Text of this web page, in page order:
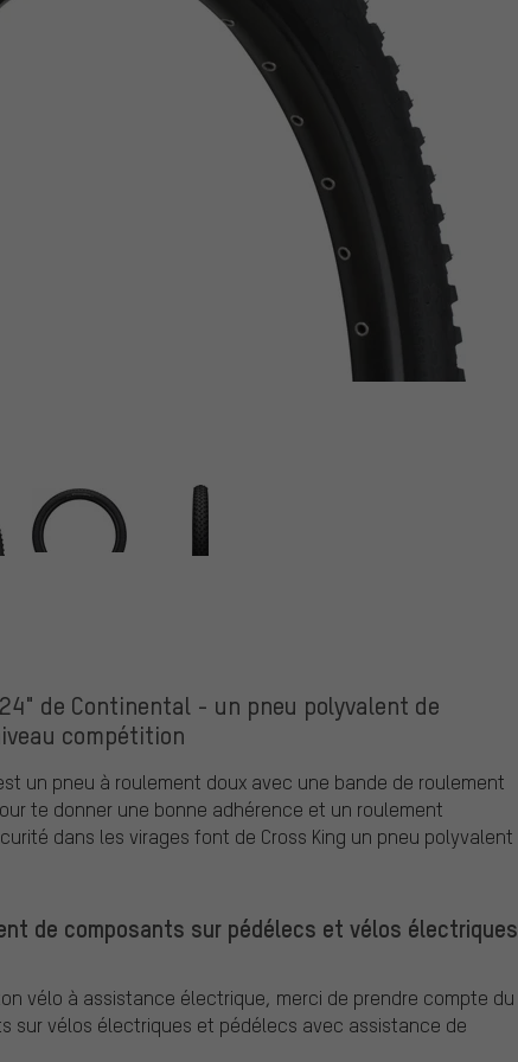
de Continental - un pneu polyvalent de
compétition
un pneu à roulement doux avec une bande de roulement
te donner une bonne adhérence et un roulement
dans les virages font de Cross King un pneu polyvalent
de composants sur pédélecs et vélos électriques
vélo à assistance électrique, merci de prendre compte du
sur vélos électriques et pédélecs avec assistance de